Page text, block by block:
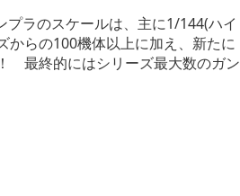
ラのスケールは、主に1/144(ハイ
からの100機体以上に加え、新たに
最終的にはシリーズ最大数のガン